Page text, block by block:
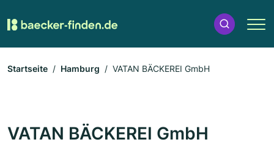
Startseite Hamburg VATAN BÄCKEREI GmbH
VATAN BÄCKEREI GmbH